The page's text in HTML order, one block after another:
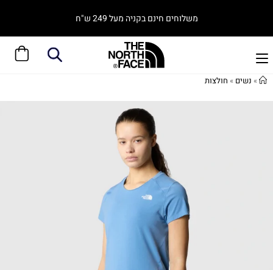
משלוחים חינם בקניה מעל 249 ש"ח
» נשים » חולצות